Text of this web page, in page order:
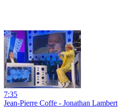
7:35
Jean-Pierre Coffe - Jonathan Lambert